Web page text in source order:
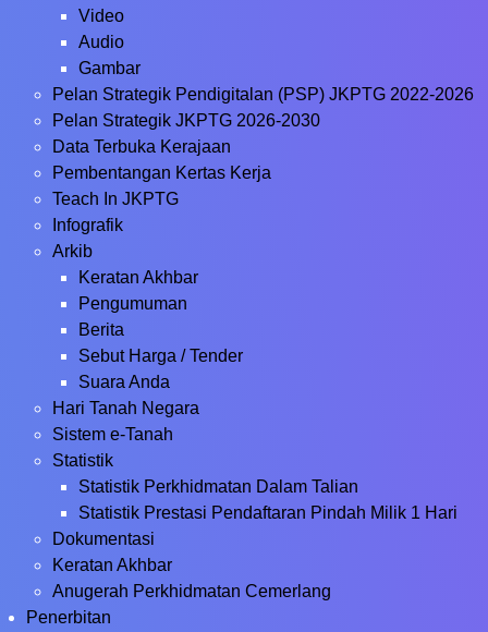
Video
Audio
Gambar
Pelan Strategik Pendigitalan (PSP) JKPTG 2022-2026
Pelan Strategik JKPTG 2026-2030
Data Terbuka Kerajaan
Pembentangan Kertas Kerja
Teach In JKPTG
Infografik
Arkib
Keratan Akhbar
Pengumuman
Berita
Sebut Harga / Tender
Suara Anda
Hari Tanah Negara
Sistem e-Tanah
Statistik
Statistik Perkhidmatan Dalam Talian
Statistik Prestasi Pendaftaran Pindah Milik 1 Hari
Dokumentasi
Keratan Akhbar
Anugerah Perkhidmatan Cemerlang
Penerbitan